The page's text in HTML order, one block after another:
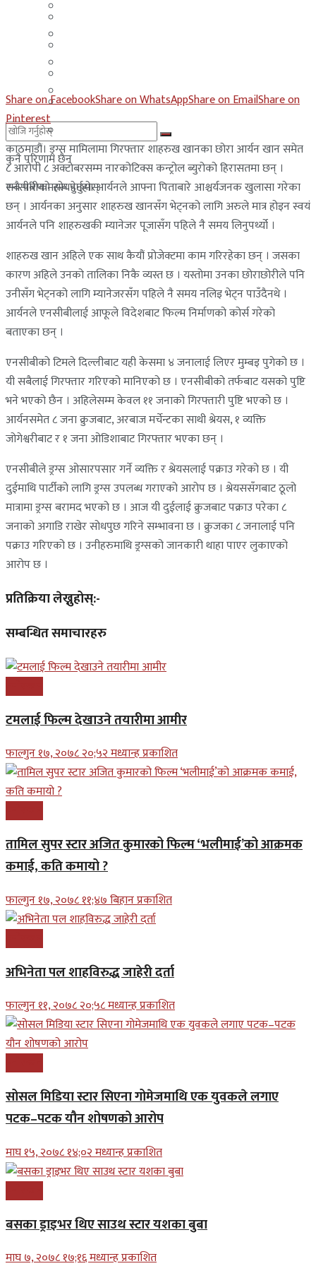
साउदी अरब
कुनै परिणाम छैन
सबै परिणामहरू हेर्नुहोस्
लेबनान
Share on FacebookShare on WhatsAppShare on EmailShare on
Pinterest
काठमाडौं। ड्रग्स मामिलामा गिरफ्तार शाहरुख खानका छोरा आर्यन खान समेत
८ आरोपी ८ अक्टोबरसम्म नारकोटिक्स कन्ट्रोल ब्युरोको हिरासतमा छन् ।
एनसीबीको सोधपुछमा आर्यनले आफ्ना पिताबारे आश्चर्यजनक खुलासा गरेका
छन् । आर्यनका अनुसार शाहरुख खानसँग भेट्नको लागि अरुले मात्र होइन स्वयं
आर्यनले पनि शाहरुखकी म्यानेजर पूजासँग पहिले नै समय लिनुपर्थ्यो ।
शाहरुख खान अहिले एक साथ कैयौं प्रोजेक्टमा काम गरिरहेका छन् । जसका
कारण अहिले उनको तालिका निकै व्यस्त छ । यस्तोमा उनका छोराछोरीले पनि
उनीसँग भेट्नको लागि म्यानेजरसँग पहिले नै समय नलिइ भेट्न पाउँदैनथे ।
आर्यनले एनसीबीलाई आफूले विदेशबाट फिल्म निर्माणको कोर्स गरेको
बताएका छन् ।
एनसीबीको टिमले दिल्लीबाट यही केसमा ४ जनालाई लिएर मुम्बइ पुगेको छ ।
यी सबैलाई गिरफ्तार गरिएको मानिएको छ । एनसीबीको तर्फबाट यसको पुष्टि
भने भएको छैन । अहिलेसम्म केवल ११ जनाको गिरफ्तारी पुष्टि भएको छ ।
आर्यनसमेत ८ जना क्रुजबाट, अरबाज मर्चेन्टका साथी श्रेयस, १ व्यक्ति
जोगेश्वरीबाट र १ जना ओडिशाबाट गिरफ्तार भएका छन् ।
एनसीबीले ड्रग्स ओसारपसार गर्ने व्यक्ति र श्रेयसलाई पक्राउ गरेको छ । यी
दुईमाथि पार्टीको लागि ड्रग्स उपलब्ध गराएको आरोप छ । श्रेयससँगबाट ठूलो
मात्रामा ड्रग्स बरामद भएको छ । आज यी दुईलाई क्रुजबाट पक्राउ परेका ८
जनाको अगाडि राखेर सोधपुछ गरिने सम्भावना छ । क्रुजका ८ जनालाई पनि
पक्राउ गरिएको छ । उनीहरुमाथि ड्रग्सको जानकारी थाहा पाएर लुकाएको
आरोप छ ।
प्रतिक्रिया लेख्नुहोस्:-
सम्बन्धित समाचारहरु
टमलाई फिल्म देखाउने तयारीमा आमीर
फाल्गुन १७, २०७८ २०;५२ मध्यान्ह प्रकाशित
तामिल सुपर स्टार अजित कुमारको फिल्म ‘भलीमाई’को आक्रमक
कमाई, कति कमायो ?
फाल्गुन १७, २०७८ ११;४७ बिहान प्रकाशित
अभिनेता पल शाहविरुद्ध जाहेरी दर्ता
फाल्गुन ११, २०७८ २०;५८ मध्यान्ह प्रकाशित
सोसल मिडिया स्टार सिएना गोमेजमाथि एक युवकले लगाए
पटक–पटक यौन शोषणको आरोप
माघ १५, २०७८ १४;०२ मध्यान्ह प्रकाशित
बसका ड्राइभर थिए साउथ स्टार यशका बुबा
माघ ७, २०७८ १७;१६ मध्यान्ह प्रकाशित